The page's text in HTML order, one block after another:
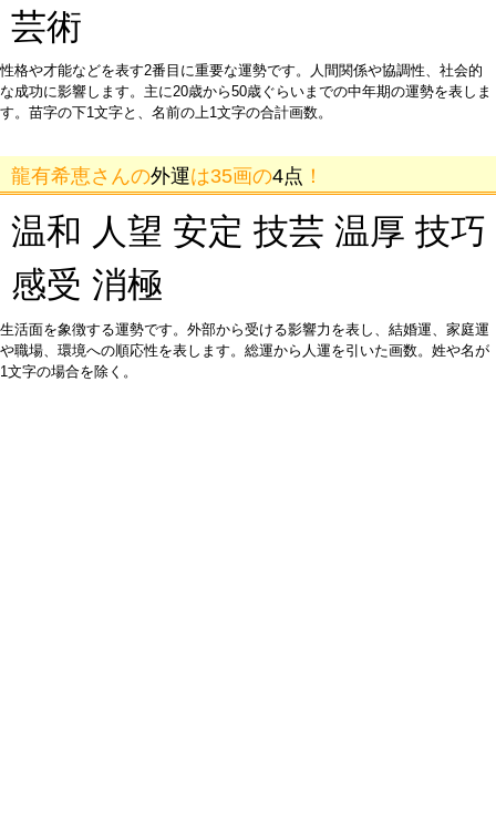
芸術
性格や才能などを表す2番目に重要な運勢です。人間関係や協調性、社会的
な成功に影響します。主に20歳から50歳ぐらいまでの中年期の運勢を表しま
す。苗字の下1文字と、名前の上1文字の合計画数。
龍有希恵さんの外運は35画の4点 ！
温和 人望 安定 技芸 温厚 技巧
感受 消極
生活面を象徴する運勢です。外部から受ける影響力を表し、結婚運、家庭運
や職場、環境への順応性を表します。総運から人運を引いた画数。姓や名が
1文字の場合を除く。